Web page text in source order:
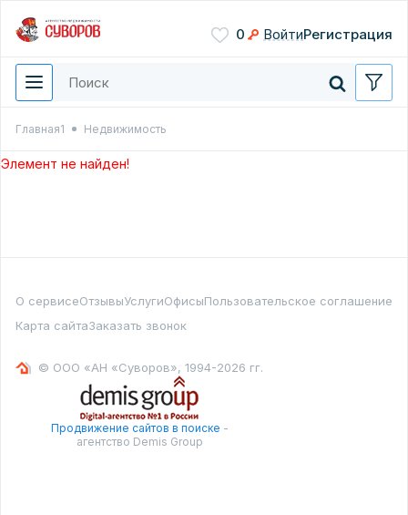
0 ВойтиРегистрация
Главная1 Недвижимость
Элемент не найден!
О сервисеОтзывыУслугиОфисыПользовательское соглашение
Карта сайтаЗаказать звонок
© ООО «АН «Суворов», 1994-2026 гг.
Продвижение сайтов в поиске -
агентство Demis Group
Введите цифры с картинки
Нажимая кнопку, вы даете
согласие на обработку
персональных данных